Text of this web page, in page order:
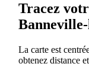
Tracez
La carte est
obtenez distance